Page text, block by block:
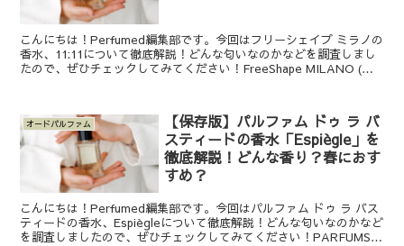
こんにちは！Perfumed編集部です。今回はフリーシェイプ ミラノの
香水、11:11について徹底解説！どんな匂いなのかなどを調査しまし
たので、ぜひチェックしてみてください！FreeShape MILANO (フ
オードパルファム
【保存版】パルファム ドゥ ラ バ
スティードの香水「Espiègle」を
徹底解説！どんな香り？春におす
すめ？
こんにちは！Perfumed編集部です。今回はパルファム ドゥ ラ バス
ティードの香水、Espiègleについて徹底解説！どんな匂いなのかなど
を調査しましたので、ぜひチェックしてみてください！PARFUMS